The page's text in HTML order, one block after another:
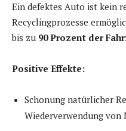
Ein defektes Auto ist kein
Recyclingprozesse
bis zu 90 Prozent der
Positive Effekte:
Schonung natürlicher
Wiederverwendung von